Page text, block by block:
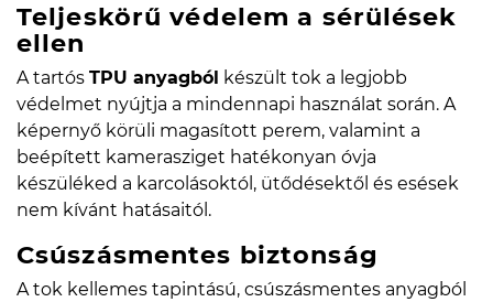
Teljeskörű védelem a sérülések
ellen
A tartós TPU anyagból készült tok a legjobb
védelmet nyújtja a mindennapi használat során. A
képernyő körüli magasított perem, valamint a
beépített kamerasziget hatékonyan óvja
készüléked a karcolásoktól, ütődésektől és esések
nem kívánt hatásaitól.
Csúszásmentes biztonság
A tok kellemes tapintású, csúszásmentes anyagból